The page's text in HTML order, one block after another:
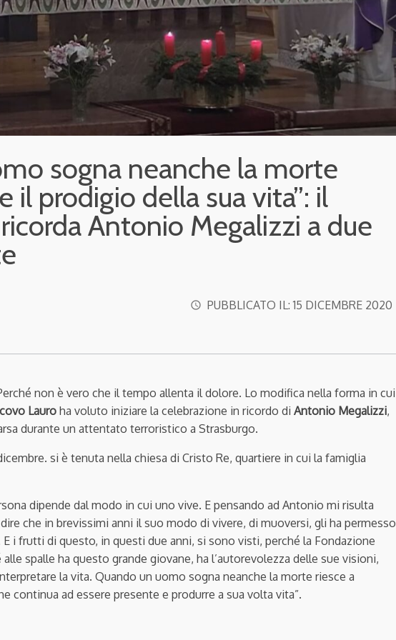
sogna neanche la morte
il prodigio della sua vita”: il
Antonio Megalizzi a due
access_time PUBBLICATO IL:15 DICEMBRE 2020
non è vero che il tempo allenta il dolore. Lo modifica nella forma in cui
Lauro ha voluto iniziare la celebrazione in ricordo di Antonio Megalizzi,
durante un attentato terroristico a Strasburgo.
si è tenuta nella chiesa di Cristo Re, quartiere in cui la famiglia
dipende dal modo in cui uno vive. E pensando ad Antonio mi risulta
che in brevissimi anni il suo modo di vivere, di muoversi, gli ha permesso
i frutti di questo, in questi due anni, si sono visti, perché la Fondazione
spalle ha questo grande giovane, ha l’autorevolezza delle sue visioni,
la vita. Quando un uomo sogna neanche la morte riesce a
continua ad essere presente e produrre a sua volta vita”.